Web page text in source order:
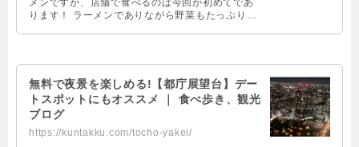
メンですが、店舗で食べるのは今回が初めてであ
ります！ ラーメンでありながら野菜もたっぷり入
無料で夜景を楽しめる!【都庁展望台】デー
トスポットにもオススメ ｜ 食べ歩き、観光
ブログ
https://kuntakku.com/tocho-yakei/